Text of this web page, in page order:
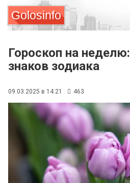
Golosinfo
Гороскоп на
знаков зодиака
09.03.2025 в 14:21 463